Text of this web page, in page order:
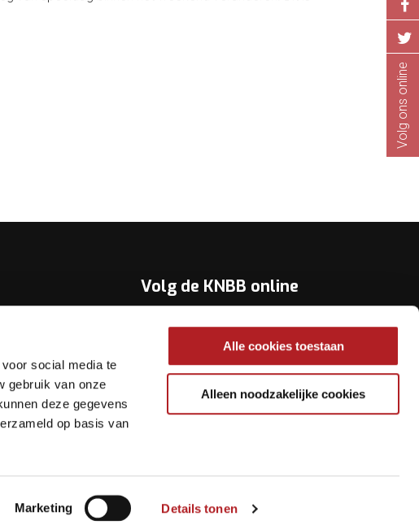
social media te
gebruik van onze
deze gegevens
op basis van
Marketing Details tonen
Alle cookies toestaan
Alleen noodzakelijke cookies
Volg ons online
Volg de KNBB online
Facebook